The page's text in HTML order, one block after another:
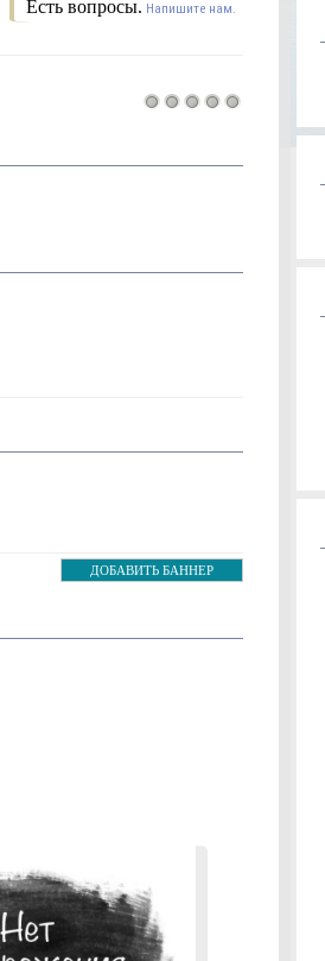
Есть вопросы. Напишите нам.
ДОБАВИТЬ БАННЕР